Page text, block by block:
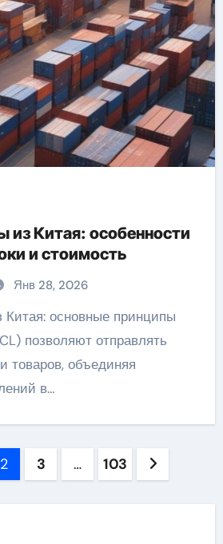
из Китая: особенности
и стоимость
Янв 28, 2026
позволяют отправлять
товаров, объединяя
в…
2 3 … 103